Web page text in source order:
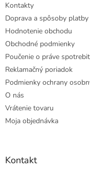
Kontakty
Doprava a spôsoby platby
Hodnotenie obchodu
Obchodné podmienky
Poučenie o práve
Reklamačný poriadok
Podmienky ochrany
O nás
Vrátenie tovaru
Moja objednávka
Kontakt